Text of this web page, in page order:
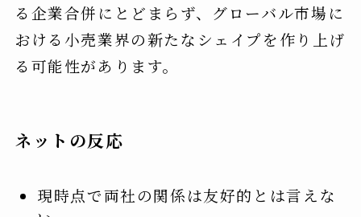
る企業合併にとどまらず、グローバル市場に
おける小売業界の新たなシェイプを作り上げ
る可能性があります。
ネットの反応
現時点で両社の関係は友好的とは言えな